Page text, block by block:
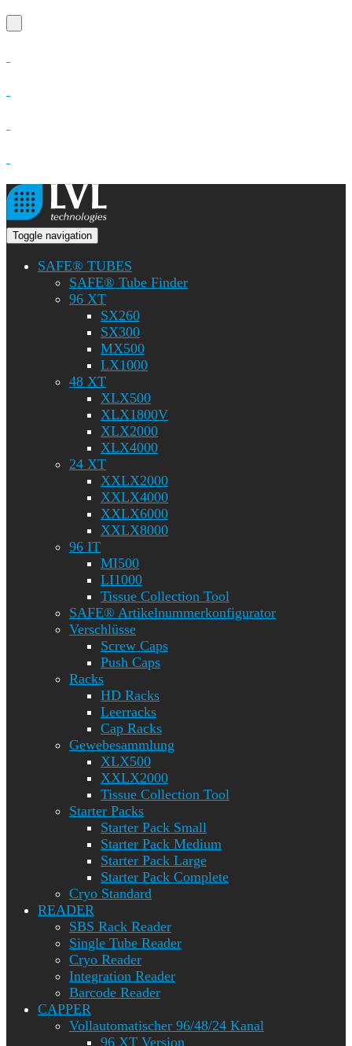
Toggle navigation
SAFE® TUBES
SAFE® Tube Finder
96 XT
SX260
SX300
MX500
LX1000
48 XT
XLX500
XLX1800V
XLX2000
XLX4000
24 XT
XXLX2000
XXLX4000
XXLX6000
XXLX8000
96 IT
MI500
LI1000
Tissue Collection Tool
SAFE® Artikelnummerkonfigurator
Verschlüsse
Screw Caps
Push Caps
Racks
HD Racks
Leerracks
Cap Racks
Gewebesammlung
XLX500
XXLX2000
Tissue Collection Tool
Starter Packs
Starter Pack Small
Starter Pack Medium
Starter Pack Large
Starter Pack Complete
Cryo Standard
READER
SBS Rack Reader
Single Tube Reader
Cryo Reader
Integration Reader
Barcode Reader
CAPPER
Vollautomatischer 96/48/24 Kanal
96 XT Version